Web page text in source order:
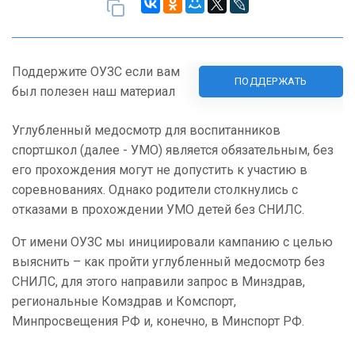
Поддержите ОУЗС если вам
был полезен наш материал
ПОДДЕРЖАТЬ
Углубленный медосмотр для воспитанников
спортшкол (далее - УМО) является обязательным, без
его прохождения могут не допустить к участию в
соревнованиях. Однако родители столкнулись с
отказами в прохождении УМО детей без СНИЛС.
От имени ОУЗС мы инициировали кампанию с целью
выяснить – как пройти углубленный медосмотр без
СНИЛС, для этого направили запрос в Минздрав,
региональные Комздрав и Комспорт,
Минпросвещения РФ и, конечно, в Минспорт РФ.